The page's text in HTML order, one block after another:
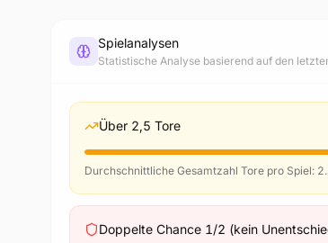
Spielanalysen
Statistische Analyse basierend auf den
Über 2,5 Tore
Durchschnittliche Gesamtzahl Tore pro Spiel:
Doppelte Chance 1/2 (kein